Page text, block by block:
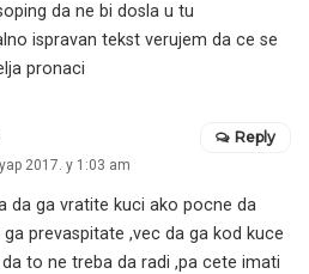
da ne bi dosla u tu
ispravan tekst verujem da ce se
pronaci
2017. у 1:03 am
da ga vratite kuci ako pocne da
ga prevaspitate ,vec da ga kod kuce
to ne treba da radi ,pa cete imati
Reply